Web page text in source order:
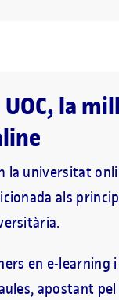
UOC, la
la universitat
als
en e-learning
apostant